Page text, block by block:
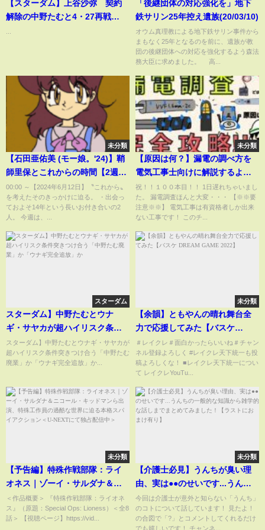
【スターダム】上谷沙弥 契約
解除の中野たむと4・27再戦
「後継団体の対応強化を」地下
鉄サリン25年控え遺族(20/03/10)
オウム真理教による地下鉄サリン事件から
まもなく25年となるのを前に、遺族が教
団の後継団体への対応を強化するよう森法
務大臣に求めました。 高...
未分類
【石田亜佑美 (モー娘。'24)】鞘
師里保とこれからの時間【2週分
まとめ】
00:00 ～【2024年6月12日】〝これから〟
を考えたそのきっかけに迫る。 ・出会っ
ておよそ14年という長いお付き合いの2
人。 今週は、...
未分類
【原因は何？】漏電の調べ方を
電気工事士向けに解説するよ！
【知識編】
祝！！１００本目！！ 1日遅れちゃいまし
た。 漏電調査ほんと大変・・・ 【※※要
注意※※】 電気工事は有資格者しか出来
ない工事です！ このチ...
スターダム
スターダム】中野たむとウナ
ギ・サヤカが超ハイリスク条件
突きつけ合う「中野たむ廃業」
か「ウナギ完全追放」か
スターダム】中野たむとウナギ・サヤカが
超ハイリスク条件突きつけ合う「中野たむ
廃業」か「ウナギ完全追放」か...
未分類
【余韻】ともやんの晴れ舞台全
力で応援してみた【バスケ
DREAM GAME 2022】
＃レイクレ＃面白かったらいいね＃チャン
ネル登録よろしく #レイクレ天下統一も投
稿よろしくな！ ■レイクレ天下統一につい
て レイクレYouTu...
未分類
【予告編】特殊作戦部隊：ライ
オネス｜ゾーイ・サルダナ＆ニ
コール・キッドマンら出演、特
殊工作員の過酷な世界に迫る本
格スパイアクション＜U-NEXTに
＜作品概要＞ 『特殊作戦部隊：ライオネ
ス』（原題：Special Ops: Lioness）＜全8
話＞ 【視聴ページ】https://vid...
未分類
【介護士必見】うんちが臭い理
由、実は●●のせいです...うんち
の一般的な知識から雑学的な話
しまでまとめてみました！【ラ
ストにおまけ有り】
今回は介護士が意外と知らない「うんち」
のコトについて話しています！ 見たよ！
の合図で「?」とコメントしてくれるだけ
でも嬉しいです！ チャンネ...